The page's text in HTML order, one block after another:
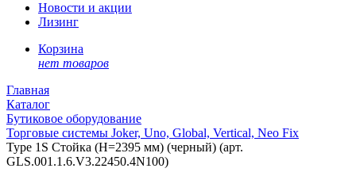
Новости и акции
Лизинг
Корзина
нет товаров
Главная
Каталог
Бутиковое оборудование
Торговые системы Joker, Uno, Global, Vertical, Neo Fix
Type 1S Стойка (H=2395 мм) (черный) (арт.
GLS.001.1.6.V3.22450.4N100)